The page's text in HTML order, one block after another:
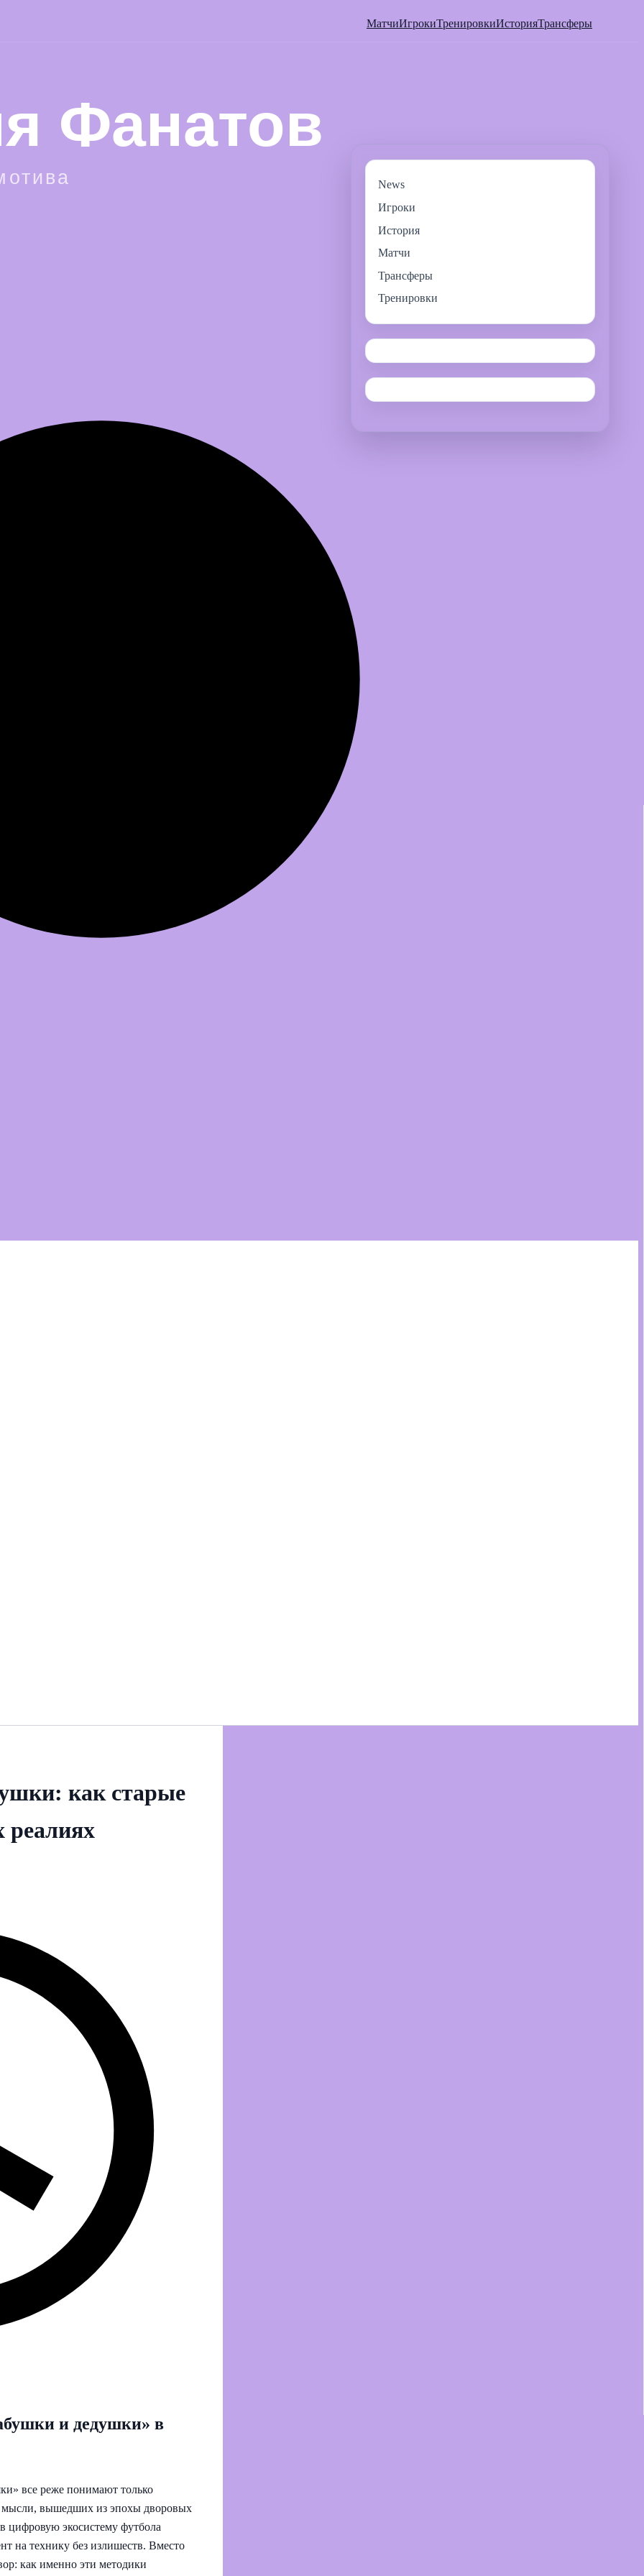
МатчиИгрокиТренировкиИсторияТрансферы
как старые
реалиях
и дедушки» в
все реже понимают только
мысли, вышедших из эпохы дворовых
экосистему футбола
на технику без излишеств. Вместо
как именно эти методики
News
Игроки
История
Матчи
Трансферы
Тренировки